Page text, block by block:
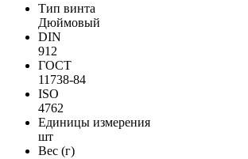
Тип винта
Дюймовый
DIN
912
ГОСТ
11738-84
ISO
4762
Единицы измерения
шт
Вес (г)